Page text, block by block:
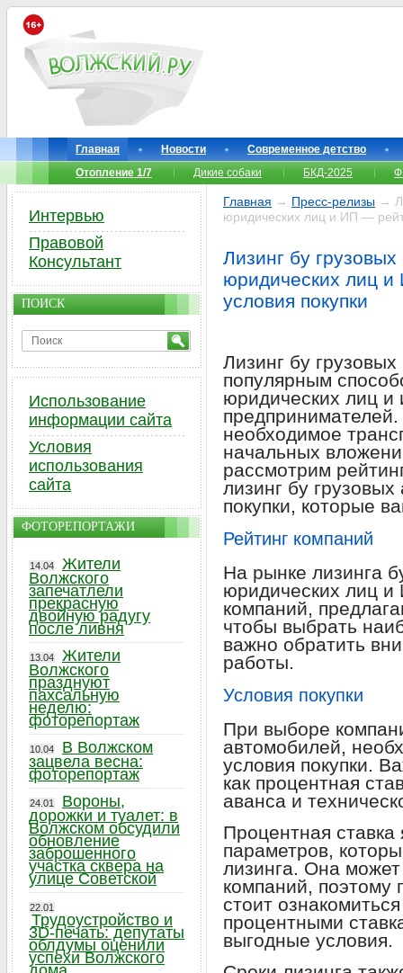
Главная Новости
Современное детство
Отопление 1/7
Дикие собаки БКД-2025
Главная → Пресс-релизы →
юридических лиц и ИП —
Лизинг бу
юридических лиц
условия покупки
Лизинг бу
популярным
юридических лиц и
необходимое
начальных
рассмотрим
лизинг бу
покупки, которые
Рейтинг компаний
На рынке лизинга
юридических лиц
компаний,
чтобы выбрать
важно обратить
работы.
Условия покупки
При выборе
автомобилей,
условия покупки.
как процентная
аванса и
Процентная ставка
параметров,
лизинга. Она
компаний, поэтому
стоит
процентными
выгодные условия.
Интервью
Правовой
Консультант
ПОИСК
Использование
информации сайта
Условия
использования
сайта
ФОТОРЕПОРТАЖИ
14.04
Жители
Волжского
запечатлели
прекрасную
двойную радугу
после ливня
13.04
Жители
Волжского
празднуют
пахсальную
неделю:
фоторепортаж
10.04
В Волжском
зацвела весна:
фоторепортаж
24.01
Вороны,
дорожки и туалет: в
Волжском обсудили
обновление
заброшенного
участка сквера на
улице Советской
22.01
Трудоустройство и
3D-печать: депутаты
облдумы оценили
успехи Волжского